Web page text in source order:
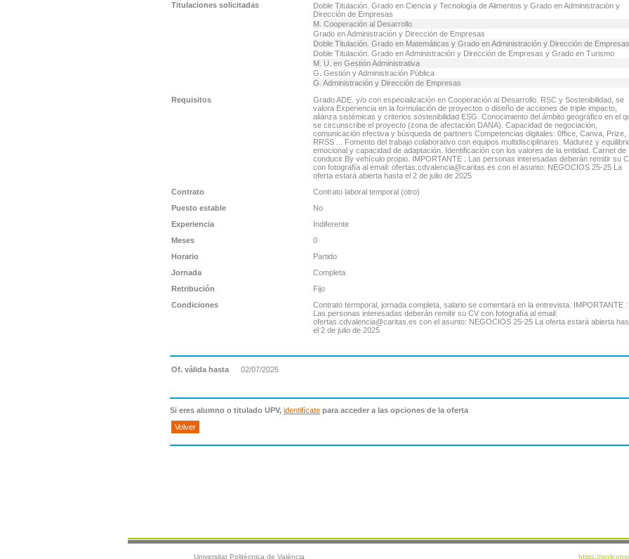
Titulaciones solicitadas
Doble Titulación. Grado en Ciencia y Tecnología de Alimentos y Grado en Administración y
Dirección de Empresas
M. Cooperación al Desarrollo
Grado en Administración y Dirección de Empresas
Doble Titulación. Grado en Matemáticas y Grado en Administración y Dirección de Empresas
Doble Titulación. Grado en Administración y Dirección de Empresas y Grado en Turismo
M. U. en Gestión Administrativa
G. Gestión y Administración Pública
G. Administración y Dirección de Empresas
Requisitos
Grado ADE. y/o con especialización en Cooperación al Desarrollo. RSC y Sostenibilidad, se
valora Experiencia en la formulación de proyectos o diseño de acciones de triple impacto,
alianza sistémicas y criterios sostenibilidad ESG. Conocimiento del ámbito geográfico en el
se circunscribe el proyecto (zona de afectación DANA). Capacidad de negociación,
comunicación efectiva y búsqueda de partners Competencias digitales: 0ffice, Canva, Prize,
RRSS ... Fomento del trabajo colaborativo con equipos multidisciplinares. Madurez y
emocional y capacidad de adaptación. Identificación con los valores de la entidad. Carnet de
conducir By vehículo propio. IMPORTANTE : Las personas interesadas deberán remitir su
con fotografía al email: ofertas.cdvalencia@caritas.es con el asunto: NEGOCIOS 25-25 La
oferta estará abierta hasta el 2 de julio de 2025
Contrato
Contrato laboral temporal (otro)
Puesto estable
No
Experiencia
Indiferente
Meses
0
Horario
Partido
Jornada
Completa
Retribución
Fijo
Condiciones
Contrato termporal, jornada completa, salario se comentará en la entrevista. IMPORTANTE :
Las personas interesadas deberán remitir su CV con fotografía al email:
ofertas.cdvalencia@caritas.es con el asunto: NEGOCIOS 25-25 La oferta estará abierta
el 2 de julio de 2025
Of. válida hasta 02/07/2025
Si eres alumno o titulado UPV, identifícate para acceder a las opciones de la oferta
Volver
Universitat Politècnica de València https://